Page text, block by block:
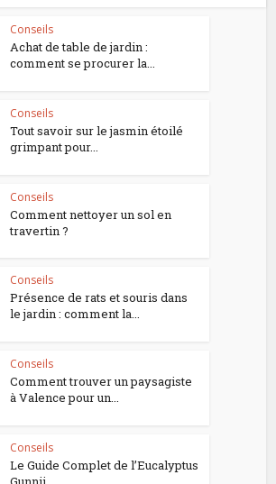
Conseils
Achat de table de jardin :
comment se procurer la...
Conseils
Tout savoir sur le jasmin étoilé
grimpant pour...
Conseils
Comment nettoyer un sol en
travertin ?
Conseils
Présence de rats et souris dans
le jardin : comment la...
Conseils
Comment trouver un paysagiste
à Valence pour un...
Conseils
Le Guide Complet de l’Eucalyptus